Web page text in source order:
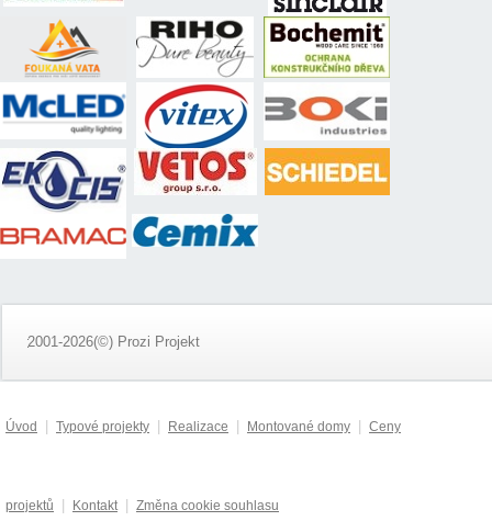
2001-2026(©) Prozi Projekt
Úvod Typové projekty Realizace Montované domy Ceny
projektů Kontakt Změna cookie souhlasu